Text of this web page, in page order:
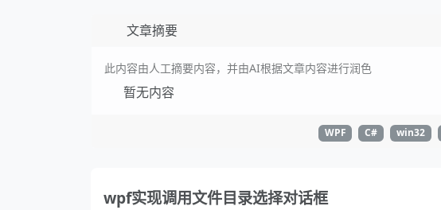
文章摘要
此内容由人工摘要内容，并由AI根据文章内容进行润色
暂无内容
WPF C# win32
wpf实现调用文件目录选择对话框